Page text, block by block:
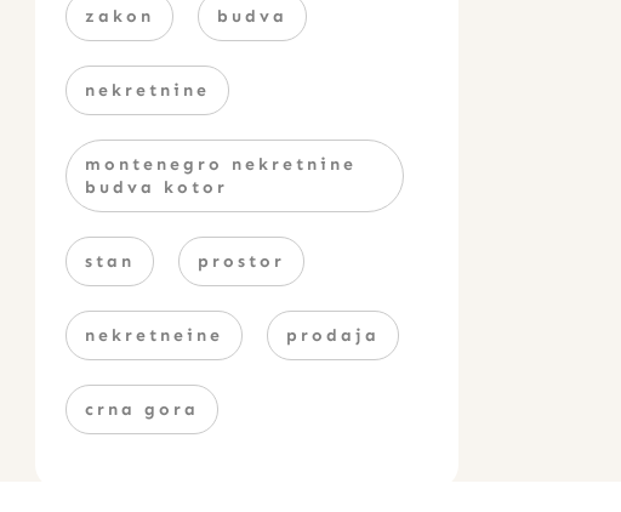
zakon budva
nekretnine
montenegro nekretnine
budva kotor
stan prostor
nekretneine prodaja
crna gora